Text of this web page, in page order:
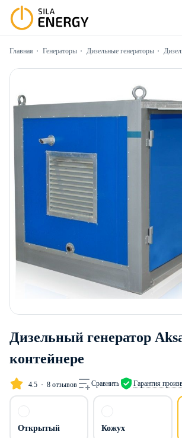
Главная Генераторы Дизельные генераторы
Дизельный генератор
контейнере
4.5 8 отзывов Сравнить Гарантия
Открытый Кожух